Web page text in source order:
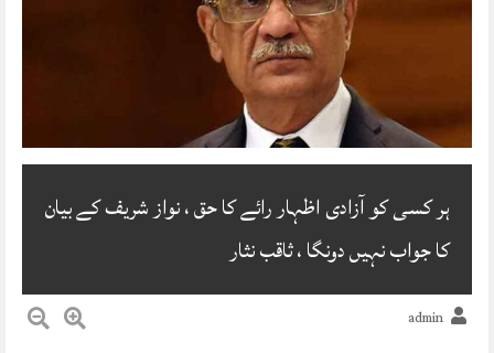
ہر کسی کو آزادی اظہار رائے کا حق ، نواز شریف کے بیان
کا جواب نہیں دونگا ، ثاقب نثار
admin